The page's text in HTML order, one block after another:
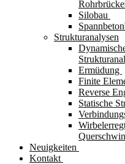
Silobau
Strukturanalysen
Ermüdung
Finite
Reverse
Statische
Neuigkeiten
Kontakt